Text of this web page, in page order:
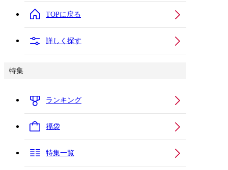
TOPに戻る
詳しく探す
特集
ランキング
福袋
特集一覧